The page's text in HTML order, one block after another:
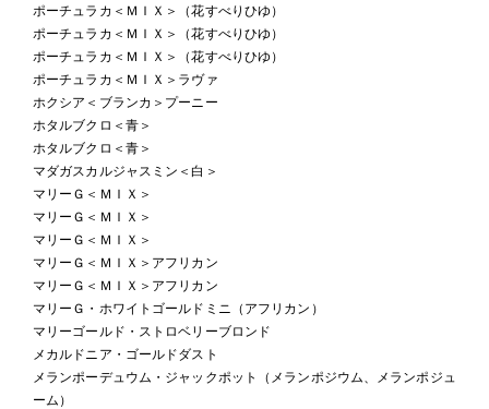
ポーチュラカ＜ＭＩＸ＞（花すべりひゆ）
ポーチュラカ＜ＭＩＸ＞（花すべりひゆ）
ポーチュラカ＜ＭＩＸ＞（花すべりひゆ）
ポーチュラカ＜ＭＩＸ＞ラヴァ
ホクシア＜ブランカ＞プーニー
ホタルブクロ＜青＞
ホタルブクロ＜青＞
マダガスカルジャスミン＜白＞
マリーＧ＜ＭＩＸ＞
マリーＧ＜ＭＩＸ＞
マリーＧ＜ＭＩＸ＞
マリーＧ＜ＭＩＸ＞アフリカン
マリーＧ＜ＭＩＸ＞アフリカン
マリーＧ・ホワイトゴールドミニ（アフリカン）
マリーゴールド・ストロベリーブロンド
メカルドニア・ゴールドダスト
メランポーデュウム・ジャックポット（メランポジウム、メランポジュ
ーム）